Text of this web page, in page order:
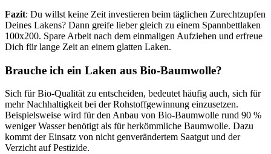
Fazit: Du willst keine Zeit investieren beim täglichen Zurechtzupfen
Deines Lakens? Dann greife lieber gleich zu einem Spannbettlaken
100x200. Spare Arbeit nach dem einmaligen Aufziehen und erfreue
Dich für lange Zeit an einem glatten Laken.
Brauche ich ein Laken aus Bio-Baumwolle?
Sich für Bio-Qualität zu entscheiden, bedeutet häufig auch, sich für
mehr Nachhaltigkeit bei der Rohstoffgewinnung einzusetzen.
Beispielsweise wird für den Anbau von Bio-Baumwolle rund 90 %
weniger Wasser benötigt als für herkömmliche Baumwolle. Dazu
kommt der Einsatz von nicht genverändertem Saatgut und der
Verzicht auf Pestizide.